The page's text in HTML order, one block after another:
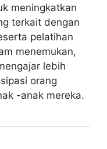
meningkatkan
terkait dengan
pelatihan
menemukan,
lebih
orang
-anak mereka.